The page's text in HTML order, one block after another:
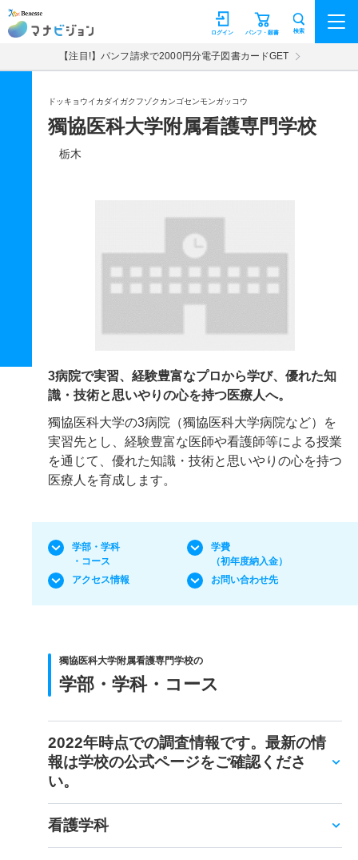
マナビジョン パンフ・願書
ログイン 検索
【注目!】パンフ請求で2000円分電子図書カードGET
ドッキョウイカダイガクフゾクカンゴセンモンガッコウ
獨協医科大学附属看護専門学校
栃木
3病院で実習、経験豊富なプロから学び、優れた知
識・技術と思いやりの心を持つ医療人へ。
獨協医科大学の3病院（獨協医科大学病院など）を
実習先とし、経験豊富な医師や看護師等による授業
を通じて、優れた知識・技術と思いやりの心を持つ
医療人を育成します。
学部・学科
・コース
学費
（初年度納入金）
アクセス情報
お問い合わせ先
獨協医科大学附属看護専門学校の
学部・学科・コース
2022年時点での調査情報です。最新の情
報は学校の公式ページをご確認くださ
い。
看護学科